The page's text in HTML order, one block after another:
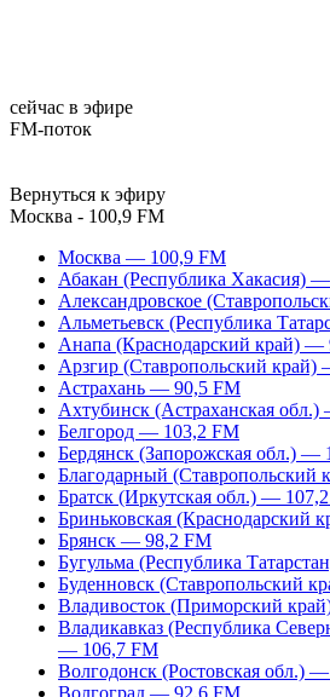
сейчас в эфире
FM-поток
Вернуться к эфиру
Москва - 100,9 FM
Москва — 100,9 FM
Абакан (Республика Хакасия)
Александровское
Альметьевск (Республика
Анапа (Краснодарский край) —
Арзгир (Ставропольский край)
Астрахань — 90,5 FM
Ахтубинск (Астраханская
Белгород — 103,2 FM
Бердянск (Запорожская обл.) —
Благодарный (Ставропольский
Братск (Иркутская обл.) —
Бриньковская (Краснодарский
Брянск — 98,2 FM
Бугульма (Республика
Буденновск (Ставропольский
Владивосток (Приморский
Владикавказ (Республика
— 106,7 FM
Волгодонск (Ростовская обл.)
Волгоград — 92,6 FM